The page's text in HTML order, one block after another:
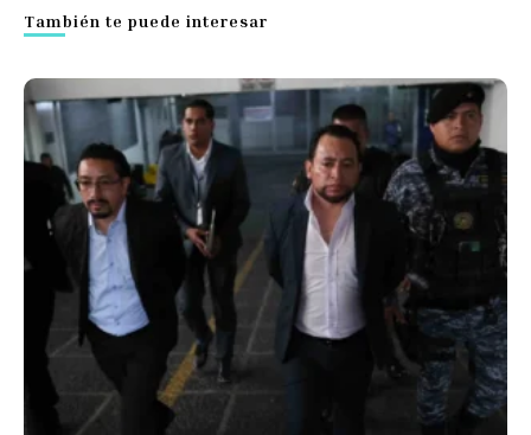
También te puede interesar